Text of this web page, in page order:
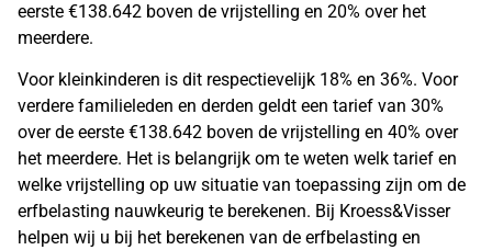
eerste €138.642 boven de vrijstelling en 20% over het
meerdere.
Voor kleinkinderen is dit respectievelijk 18% en 36%. Voor
verdere familieleden en derden geldt een tarief van 30%
over de eerste €138.642 boven de vrijstelling en 40% over
het meerdere. Het is belangrijk om te weten welk tarief en
welke vrijstelling op uw situatie van toepassing zijn om de
erfbelasting nauwkeurig te berekenen. Bij Kroess&Visser
helpen wij u bij het berekenen van de erfbelasting en